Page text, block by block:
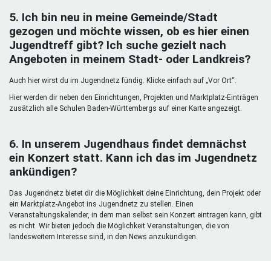
5. Ich bin neu in meine Gemeinde/Stadt
gezogen und möchte wissen, ob es hier einen
Jugendtreff gibt? Ich suche gezielt nach
Angeboten in meinem Stadt- oder Landkreis?
Auch hier wirst du im Jugendnetz fündig. Klicke einfach auf „Vor Ort“.
Hier werden dir neben den Einrichtungen, Projekten und Marktplatz-Einträgen
zusätzlich alle Schulen Baden-Württembergs auf einer Karte angezeigt.
6. In unserem Jugendhaus findet demnächst
ein Konzert statt. Kann ich das im Jugendnetz
ankündigen?
Das Jugendnetz bietet dir die Möglichkeit deine Einrichtung, dein Projekt oder
ein Marktplatz-Angebot ins Jugendnetz zu stellen. Einen
Veranstaltungskalender, in dem man selbst sein Konzert eintragen kann, gibt
es nicht. Wir bieten jedoch die Möglichkeit Veranstaltungen, die von
landesweitem Interesse sind, in den News anzukündigen.